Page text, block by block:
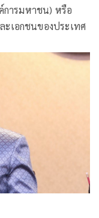
การมหาชน) หรือ
ละเอกชนของประเทศ